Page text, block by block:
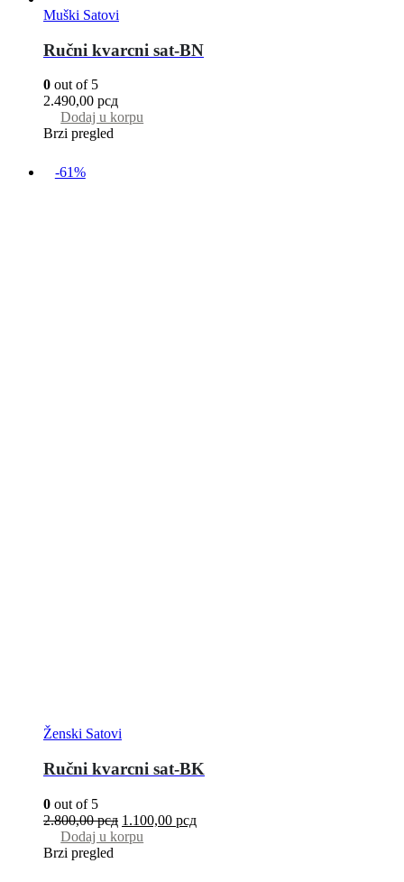
Muški Satovi
Ručni kvarcni sat-BN
0 out of 5
2.490,00 рсд
Dodaj u korpu
Brzi pregled
-61%
Ženski Satovi
Ručni kvarcni sat-BK
0 out of 5
2.800,00рсд 1.100,00 рсд
Dodaj u korpu
Brzi pregled